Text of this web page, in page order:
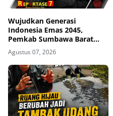
Wujudkan Generasi
Indonesia Emas 2045,
Pemkab Sumbawa Barat
Perkuat Komitmen Lewat
Seminar Kesehatan 1.000
HPK
Agustus 07, 2026